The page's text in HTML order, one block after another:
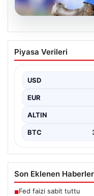
06.08.2026
Maçın bitişi
tansiyonu
gergin anlar
yüksek…
Piyasa Verileri
USD
EUR
ALTIN
BTC
Son Eklenen Haberler
■Fed faizi sabit tuttu